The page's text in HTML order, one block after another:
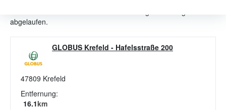
abgelaufen.
GLOBUS Krefeld - Hafelsstraße 200
47809 Krefeld
Entfernung:
16.1km